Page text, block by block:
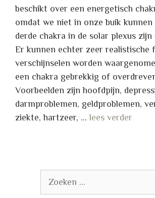
beschikt over een energetisch
omdat we niet in onze buik kunnen
derde chakra in de solar plexus
Er kunnen echter zeer realistische
verschijnselen worden
een chakra gebrekkig of
Voorbeelden zijn hoofdpijn,
darmproblemen, geldproblemen,
ziekte, hartzeer, …lees verder
naar: